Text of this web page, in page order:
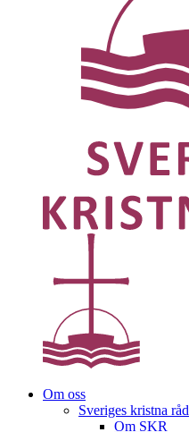
Om oss
Sveriges kristna råd
Om SKR